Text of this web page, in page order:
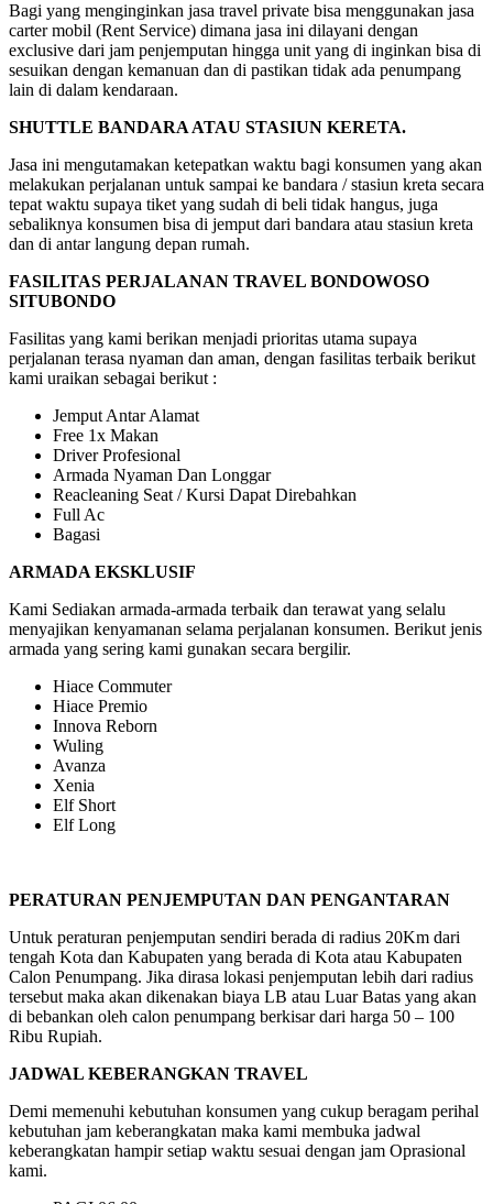
Bagi yang menginginkan jasa travel private bisa menggunakan jasa
carter mobil (Rent Service) dimana jasa ini dilayani dengan
exclusive dari jam penjemputan hingga unit yang di inginkan bisa di
sesuikan dengan kemanuan dan di pastikan tidak ada penumpang
lain di dalam kendaraan.
SHUTTLE BANDARA ATAU STASIUN KERETA.
Jasa ini mengutamakan ketepatkan waktu bagi konsumen yang akan
melakukan perjalanan untuk sampai ke bandara / stasiun kreta secara
tepat waktu supaya tiket yang sudah di beli tidak hangus, juga
sebaliknya konsumen bisa di jemput dari bandara atau stasiun kreta
dan di antar langung depan rumah.
FASILITAS PERJALANAN TRAVEL BONDOWOSO
SITUBONDO
Fasilitas yang kami berikan menjadi prioritas utama supaya
perjalanan terasa nyaman dan aman, dengan fasilitas terbaik berikut
kami uraikan sebagai berikut :
Jemput Antar Alamat
Free 1x Makan
Driver Profesional
Armada Nyaman Dan Longgar
Reacleaning Seat / Kursi Dapat Direbahkan
Full Ac
Bagasi
ARMADA EKSKLUSIF
Kami Sediakan armada-armada terbaik dan terawat yang selalu
menyajikan kenyamanan selama perjalanan konsumen. Berikut jenis
armada yang sering kami gunakan secara bergilir.
Hiace Commuter
Hiace Premio
Innova Reborn
Wuling
Avanza
Xenia
Elf Short
Elf Long
PERATURAN PENJEMPUTAN DAN PENGANTARAN
Untuk peraturan penjemputan sendiri berada di radius 20Km dari
tengah Kota dan Kabupaten yang berada di Kota atau Kabupaten
Calon Penumpang. Jika dirasa lokasi penjemputan lebih dari radius
tersebut maka akan dikenakan biaya LB atau Luar Batas yang akan
di bebankan oleh calon penumpang berkisar dari harga 50 – 100
Ribu Rupiah.
JADWAL KEBERANGKAN TRAVEL
Demi memenuhi kebutuhan konsumen yang cukup beragam perihal
kebutuhan jam keberangkatan maka kami membuka jadwal
keberangkatan hampir setiap waktu sesuai dengan jam Oprasional
kami.